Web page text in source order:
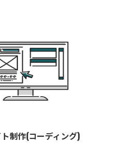
ト制作(コーディング)